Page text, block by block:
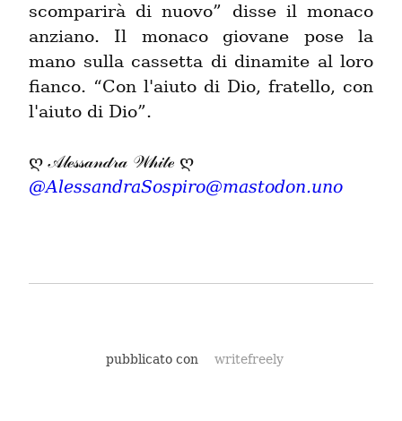
scomparirà di nuovo” disse il monaco
anziano. Il monaco giovane pose la
mano sulla cassetta di dinamite al loro
fianco. “Con l'aiuto di Dio, fratello, con
l'aiuto di Dio”.
@AlessandraSospiro@mastodon.uno
pubblicato con writefreely